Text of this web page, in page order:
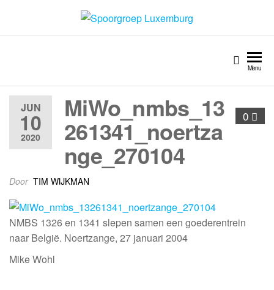
Spoorgroep Luxemburg
Menu
JUN
10
2020
0
MiWo_nmbs_13
261341_noertza
nge_270104
Door TIM WIJKMAN
NMBS 1326 en 1341 slepen samen een goederentrein
naar België. Noertzange, 27 januari 2004
Mike Wohl